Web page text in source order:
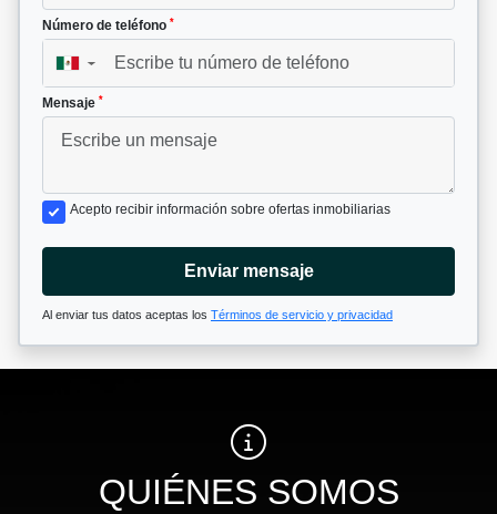
Número de teléfono *
▼
Mensaje *
Acepto recibir información sobre ofertas inmobiliarias
Enviar mensaje
Al enviar tus datos aceptas los Términos de servicio y privacidad
QUIÉNES SOMOS